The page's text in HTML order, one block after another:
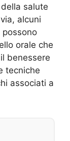
salute
alcuni
orale che
benessere
tecniche
associati a